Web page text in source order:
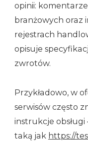
opinii:
branżowych oraz
rejestrach
opisuje
zwrotów.
Przykładowo, w
serwisów często
instrukcje
taką jak https://